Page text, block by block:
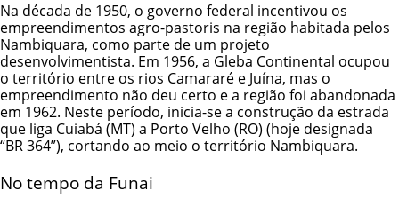
Na década de 1950, o governo federal incentivou os
empreendimentos agro-pastoris na região habitada pelos
Nambiquara, como parte de um projeto
desenvolvimentista. Em 1956, a Gleba Continental ocupou
o território entre os rios Camararé e Juína, mas o
empreendimento não deu certo e a região foi abandonada
em 1962. Neste período, inicia-se a construção da estrada
que liga Cuiabá (MT) a Porto Velho (RO) (hoje designada
“BR 364”), cortando ao meio o território Nambiquara.
No tempo da Funai